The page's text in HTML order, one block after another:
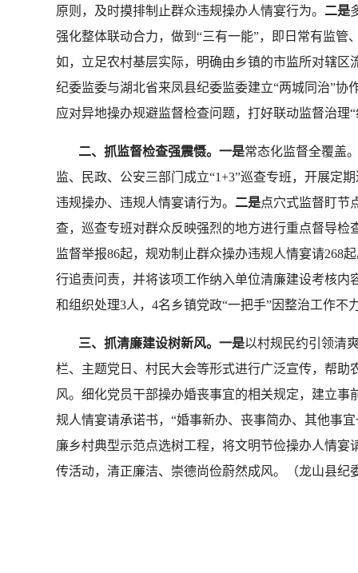
原则，及时摸排制止群众违规操办人情宴行为。 二是
强化整体联动合力，做到“三有一能”，即日常有监
如，立足农村基层实际，明确由乡镇的市监所对辖
纪委监委与湖北省来凤县纪委监委建立“两城同治”
应对异地操办规避监督检查问题，打好联动监督治理
二、抓监督检查强震慑。一是常态化监督全覆盖
监、民政、公安三部门成立“1+3”巡查专班，开展定
违规操办、违规人情宴请行为。 二是点穴式监督盯节
查，巡查专班对群众反映强烈的地方进行重点督导检
监督举报86起，规劝制止群众操办违规人情宴请268
行追责问责，并将该项工作纳入单位清廉建设考核内
和组织处理3人，4名乡镇党政“一把手”因整治工作不
三、抓清廉建设树新风。一是以村规民约引领清
栏、主题党日、村民大会等形式进行广泛宣传，帮助
风。细化党员干部操办婚丧事宜的相关规定，建立
规人情宴请承诺书，“婚事新办、丧事简办、其他事
廉乡村典型示范点选树工程，将文明节俭操办人情
传活动，清正廉洁、崇德尚俭蔚然成风。（龙山县纪